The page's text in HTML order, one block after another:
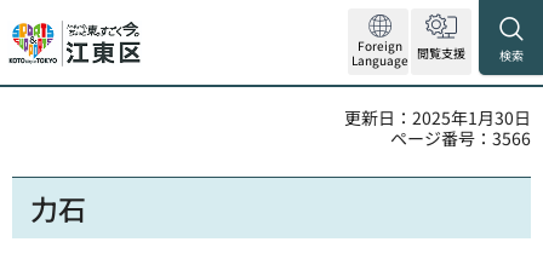
Foreign
Language 閲覧支援 検索
更新日：2025年1月30日
ページ番号：3566
力石